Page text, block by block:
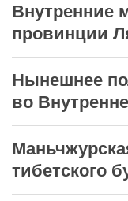
Внутренние
провинции
Нынешнее
во
тибетского